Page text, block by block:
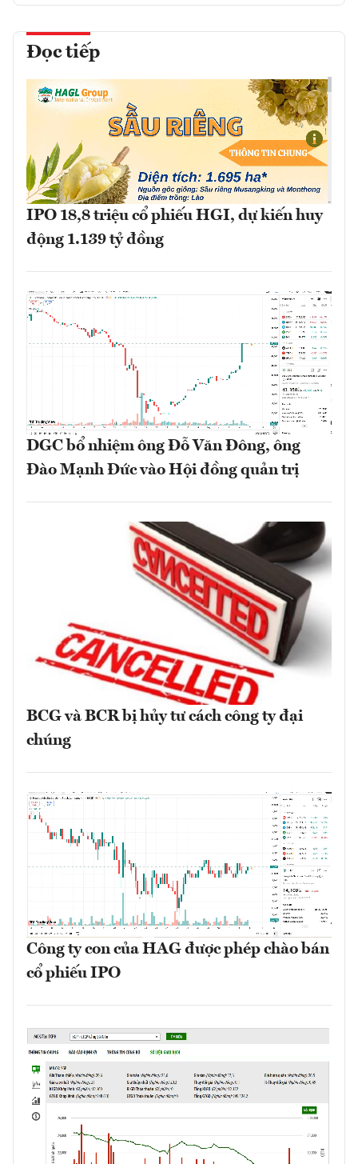
Đọc tiếp
IPO 18,8 triệu cổ phiếu HGI, dự kiến huy
động 1.139 tỷ đồng
DGC bổ nhiệm ông Đỗ Văn Đông, ông
Đào Mạnh Đức vào Hội đồng quản trị
BCG và BCR bị hủy tư cách công ty đại
chúng
Công ty con của HAG được phép chào bán
cổ phiếu IPO